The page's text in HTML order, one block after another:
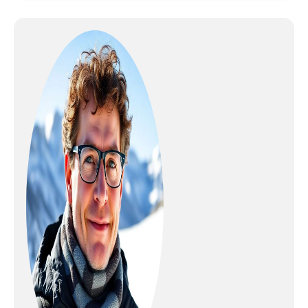
disposent de 3 réglages de
température,de 38 à 65°C et
d'une autonomie de 2 à 6,5
heures. Les gants sont
disponibles avec 2 types
d'alimentation,avec un câble de
charge 12V pour moto qui peut
être branché à une batterie de
moto pour alimenter directement
les gants pour un chauffage
continu,ou avec une batterie au
lithium,qui est petite et légère,ce
extérieure en peau de chèvre de